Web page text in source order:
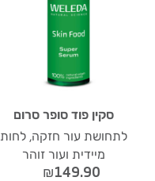
סקין פוד סופר סרום
לתחושת עור חזקה, לחות
מיידית ועור זוהר
₪149.90